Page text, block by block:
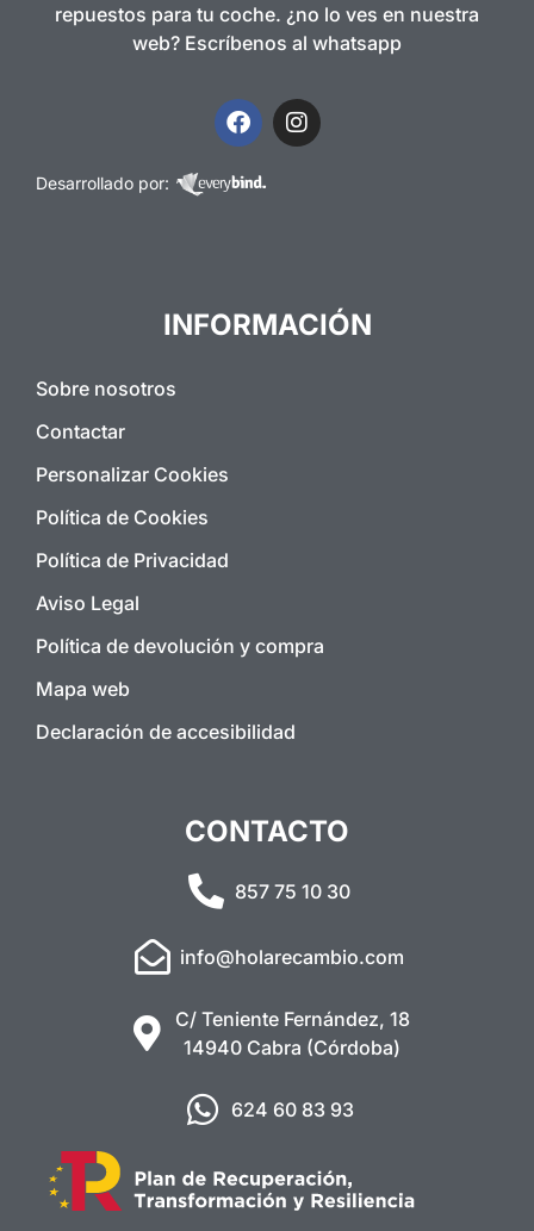
repuestos para tu coche. ¿no lo ves en nuestra
web? Escríbenos al whatsapp
Desarrollado por:
INFORMACIÓN
Sobre nosotros
Contactar
Personalizar Cookies
Política de Cookies
Política de Privacidad
Aviso Legal
Política de devolución y compra
Mapa web
Declaración de accesibilidad
CONTACTO
857 75 10 30
info@holarecambio.com
C/ Teniente Fernández, 18
14940 Cabra (Córdoba)
624 60 83 93